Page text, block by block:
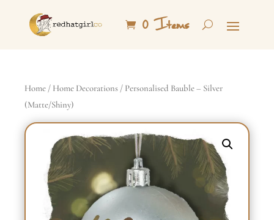
0 Items
Home / Home Decorations / Personalised Bauble – Silver
(Matte/Shiny)